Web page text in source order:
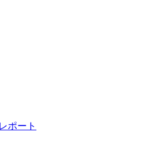
ポート